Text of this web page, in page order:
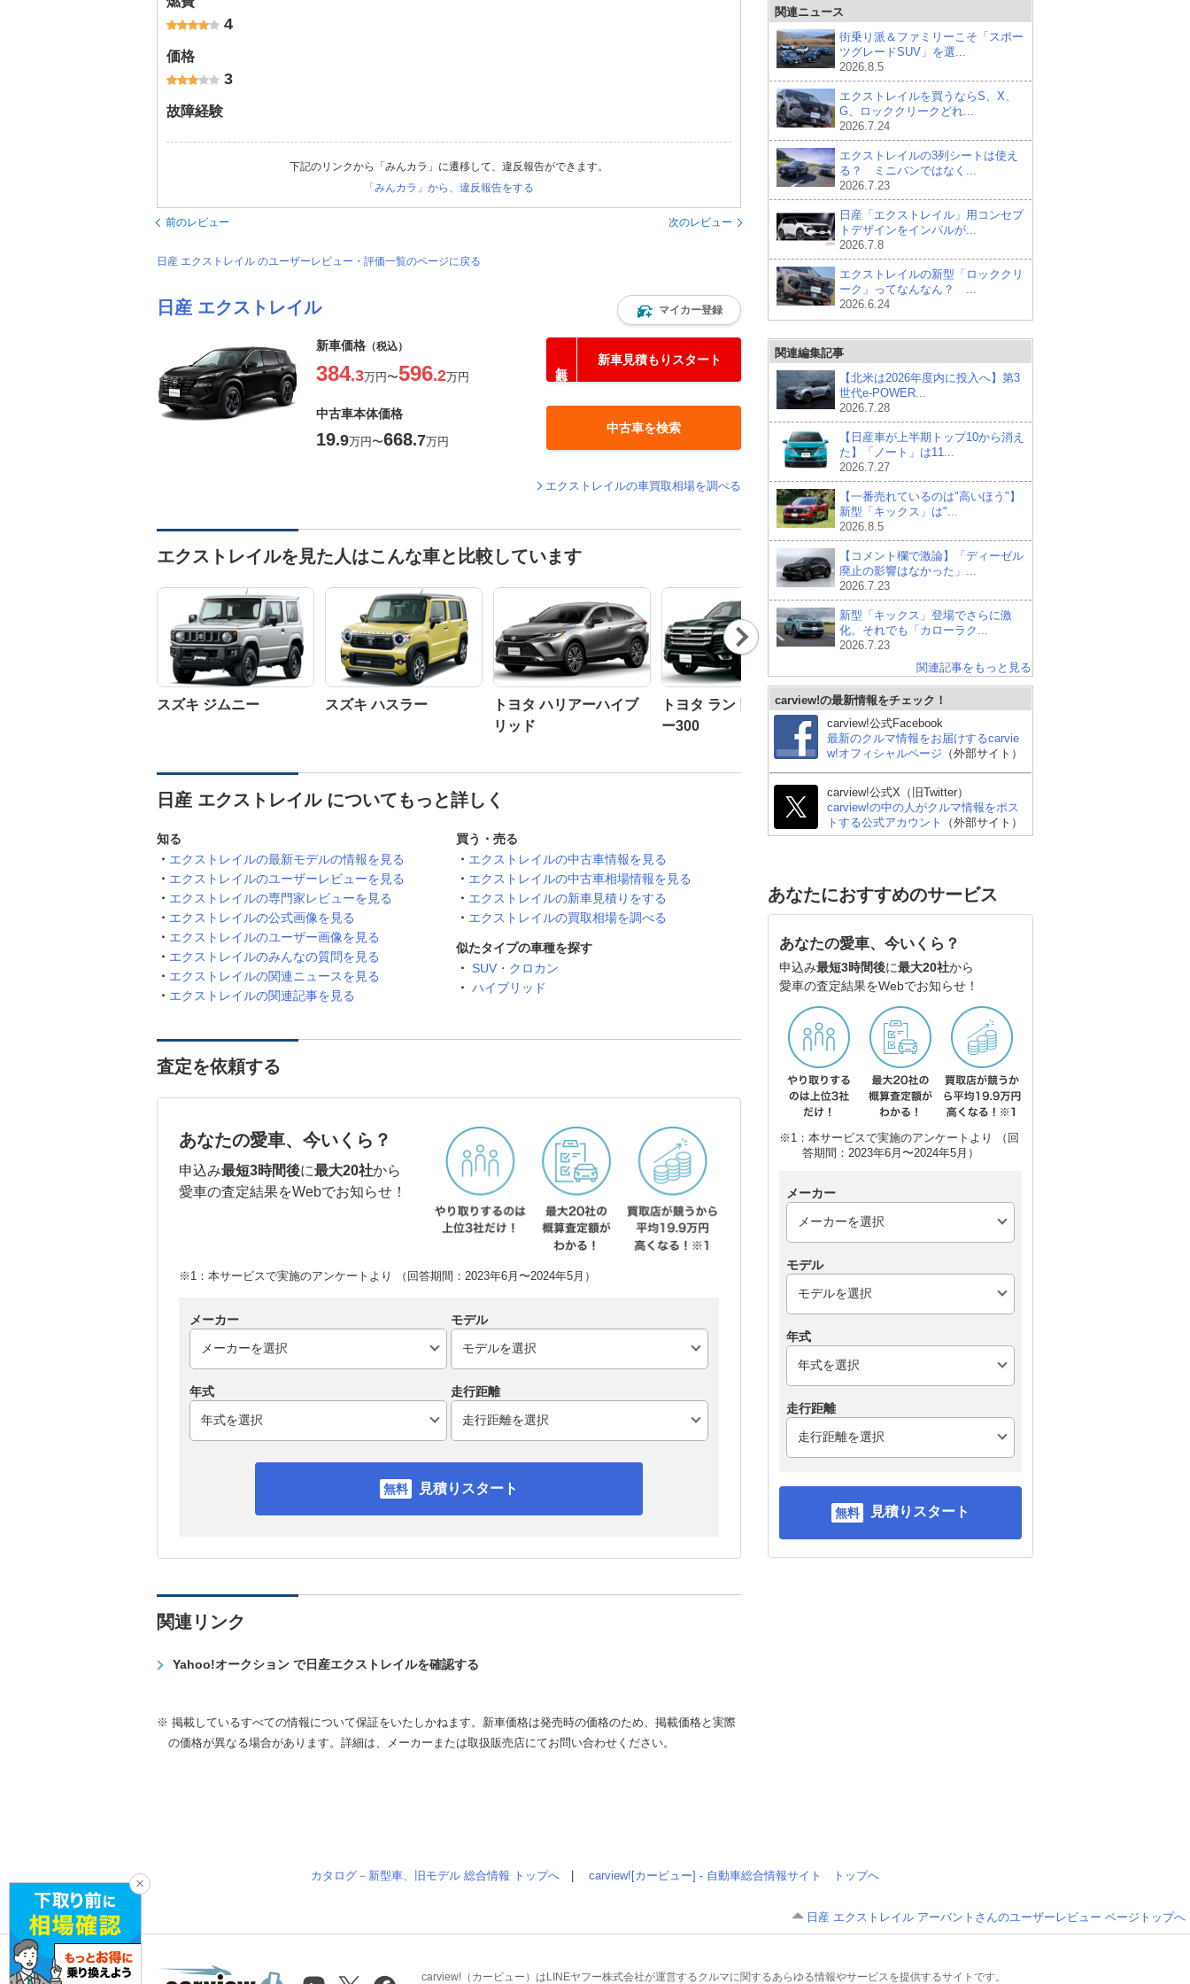
4
価格
3
故障経験
下記のリンクから「みんカラ」に遷移して、違反報告ができます。
「みんカラ」から、違反報告をする
前のレビュー 次のレビュー
日産 エクストレイル のユーザーレビュー・評価一覧のページに戻る
日産 エクストレイル マイカー登録
新車価格 （税込）
384.3万円〜596.2万円
新車見積もりスタート
中古車本体価格
19.9万円〜668.7万円
中古車を検索
エクストレイルの車買取相場を調べる
エクストレイルを見た人はこんな車と比較しています
スズキ ジムニー スズキ ハスラー
トヨタ ハリアーハイブ
リッド
トヨタ ランドクルーザ
ー300
スバル フォレスター
Nex
t
日産 エクストレイル についてもっと詳しく
知る
エクストレイルの最新モデルの情報を見る
エクストレイルのユーザーレビューを見る
エクストレイルの専門家レビューを見る
エクストレイルの公式画像を見る
エクストレイルのユーザー画像を見る
エクストレイルのみんなの質問を見る
エクストレイルの関連ニュースを見る
エクストレイルの関連記事を見る
買う・売る
エクストレイルの中古車情報を見る
エクストレイルの中古車相場情報を見る
エクストレイルの新車見積りをする
エクストレイルの買取相場を調べる
似たタイプの車種を探す
SUV・クロカン
ハイブリッド
査定を依頼する
あなたの愛車、今いくら？
申込み最短3時間後に最大20社から
愛車の査定結果をWebでお知らせ！
※1：本サービスで実施のアンケートより （回答期間：2023年6月〜2024年5月）
メーカー モデル
年式 走行距離
見積りスタート
関連リンク
Yahoo!オークション で日産エクストレイルを確認する
※ 掲載しているすべての情報について保証をいたしかねます。新車価格は発売時の価格のため、掲載価格と実際
の価格が異なる場合があります。詳細は、メーカーまたは取扱販売店にてお問い合わせください。
関連ニュース
街乗り派＆ファミリーこそ「スポー
ツグレードSUV」を選...
2026.8.5
エクストレイルを買うならS、X、
G、ロッククリークどれ...
2026.7.24
エクストレイルの3列シートは使え
る？ ミニバンではなく...
2026.7.23
日産「エクストレイル」用コンセプ
トデザインをインパルが...
2026.7.8
エクストレイルの新型「ロッククリ
ーク」ってなんなん？ ...
2026.6.24
関連編集記事
【北米は2026年度内に投入へ】第3
世代e-POWER...
2026.7.28
【日産車が上半期トップ10から消え
た】「ノート」は11...
2026.7.27
【一番売れているのは"高いほう"】
新型「キックス」は"...
2026.8.5
【コメント欄で激論】「ディーゼル
廃止の影響はなかった」...
2026.7.23
新型「キックス」登場でさらに激
化。それでも「カローラク...
2026.7.23
関連記事をもっと見る
carview!の最新情報をチェック！
carview!公式Facebook
最新のクルマ情報をお届けするcarvie
w!オフィシャルページ （外部サイト）
carview!公式X（旧Twitter）
carview!の中の人がクルマ情報をポス
トする公式アカウント
（外部サイト）
あなたにおすすめのサービス
あなたの愛車、今いくら？
申込み最短3時間後に最大20社から
愛車の査定結果をWebでお知らせ！
※1：本サービスで実施のアンケートより （回
答期間：2023年6月〜2024年5月）
メーカー
モデル
年式
走行距離
見積りスタート
カタログ－新型車、旧モデル 総合情報 トップへ carview![カービュー] - 自動車総合情報サイト トップへ
日産 エクストレイル アーバントさんのユーザーレビュー ページトップへ
carview!（カービュー）はLINEヤフー株式会社が運営するクルマに関するあらゆる情報やサービスを提供するサイトです。